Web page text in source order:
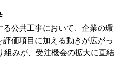
公共工事において、企業の環
価項目に加える動きが広がっ
組みが、受注機会の拡大に直結